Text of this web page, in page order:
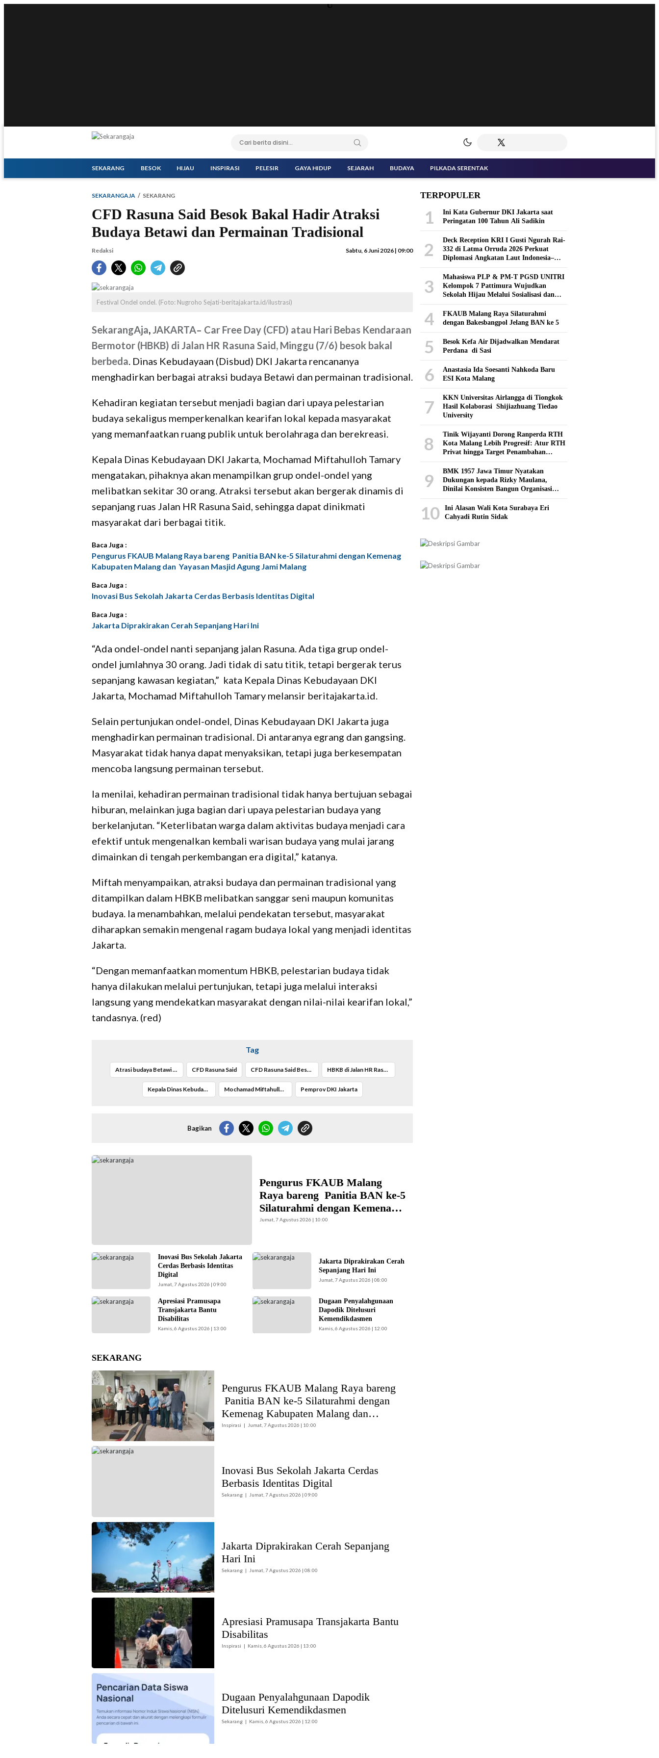
U
SEKARANG BESOK HIJAU INSPIRASI PELESIR GAYA HIDUP SEJARAH BUDAYA PILKADA SERENTAK
SEKARANGAJA SEKARANG
CFD Rasuna Said Besok Bakal Hadir Atraksi
Budaya Betawi dan Permainan Tradisional
Redaksi Sabtu, 6 Juni 2026 | 09:00
Festival Ondel ondel. (Foto: Nugroho Sejati-beritajakarta.id/ilustrasi)
SekarangAja, JAKARTA– Car Free Day (CFD) atau Hari Bebas Kendaraan
Bermotor (HBKB) di Jalan HR Rasuna Said, Minggu (7/6) besok bakal
berbeda. Dinas Kebudayaan (Disbud) DKI Jakarta rencananya
menghadirkan berbagai atraksi budaya Betawi dan permainan tradisional.
Kehadiran kegiatan tersebut menjadi bagian dari upaya pelestarian
budaya sekaligus memperkenalkan kearifan lokal kepada masyarakat
yang memanfaatkan ruang publik untuk berolahraga dan berekreasi.
Kepala Dinas Kebudayaan DKI Jakarta, Mochamad Miftahulloh Tamary
mengatakan, pihaknya akan menampilkan grup ondel-ondel yang
melibatkan sekitar 30 orang. Atraksi tersebut akan bergerak dinamis di
sepanjang ruas Jalan HR Rasuna Said, sehingga dapat dinikmati
masyarakat dari berbagai titik.
Baca Juga :
Pengurus FKAUB Malang Raya bareng Panitia BAN ke-5 Silaturahmi dengan Kemenag
Kabupaten Malang dan Yayasan Masjid Agung Jami Malang
Baca Juga :
Inovasi Bus Sekolah Jakarta Cerdas Berbasis Identitas Digital
Baca Juga :
Jakarta Diprakirakan Cerah Sepanjang Hari Ini
“Ada ondel-ondel nanti sepanjang jalan Rasuna. Ada tiga grup ondel-
ondel jumlahnya 30 orang. Jadi tidak di satu titik, tetapi bergerak terus
sepanjang kawasan kegiatan,” kata Kepala Dinas Kebudayaan DKI
Jakarta, Mochamad Miftahulloh Tamary melansir beritajakarta.id.
Selain pertunjukan ondel-ondel, Dinas Kebudayaan DKI Jakarta juga
menghadirkan permainan tradisional. Di antaranya egrang dan gangsing.
Masyarakat tidak hanya dapat menyaksikan, tetapi juga berkesempatan
mencoba langsung permainan tersebut.
Ia menilai, kehadiran permainan tradisional tidak hanya bertujuan sebagai
hiburan, melainkan juga bagian dari upaya pelestarian budaya yang
berkelanjutan. “Keterlibatan warga dalam aktivitas budaya menjadi cara
efektif untuk mengenalkan kembali warisan budaya yang mulai jarang
dimainkan di tengah perkembangan era digital,” katanya.
Miftah menyampaikan, atraksi budaya dan permainan tradisional yang
ditampilkan dalam HBKB melibatkan sanggar seni maupun komunitas
budaya. Ia menambahkan, melalui pendekatan tersebut, masyarakat
diharapkan semakin mengenal ragam budaya lokal yang menjadi identitas
Jakarta.
“Dengan memanfaatkan momentum HBKB, pelestarian budaya tidak
hanya dilakukan melalui pertunjukan, tetapi juga melalui interaksi
langsung yang mendekatkan masyarakat dengan nilai-nilai kearifan lokal,”
tandasnya. (red)
Tag
Atrasi budaya Betawi di CFD Rasuna Said CFD Rasuna Said CFD Rasuna Said Besok Bakal Hadir Atraksi Budaya Betawi dan Permainan Tradisional HBKB di Jalan HR Rasuna Said
Kepala Dinas Kebudayaan DKI Jakarta Mochamad Miftahulloh Tamary Mochamad Miftahulloh Tamary Pemprov DKI Jakarta
Bagikan
Jajaran Pengurus FKAUB Malang beserta perwakilan
Pengurus FKAUB Malang
Raya bareng Panitia BAN ke-5
Silaturahmi dengan Kemenag
Kabupaten Malang dan
Jumat, 7 Agustus 2026 | 10:00
Kepala UPAS Dishub
Nugroho Sejati-
beritajakarta.id)
Inovasi Bus Sekolah Jakarta
Cerdas Berbasis Identitas
Digital
Jumat, 7 Agustus 2026 | 09:00
Ilustrasi langit cerah
beritajakarta.id)
Jakarta Diprakirakan Cerah
Sepanjang Hari Ini
Jumat, 7 Agustus 2026 | 08:00
Pramusapa
Istimewa-
Apresiasi Pramusapa
Transjakarta Bantu
Disabilitas
Kamis, 6 Agustus 2026 | 13:00
Kemendikdasmen
dan penelusuran
(Dapodik). (Foto:
ist)
Dugaan Penyalahgunaan
Dapodik Ditelusuri
Kemendikdasmen
Kamis, 6 Agustus 2026 | 12:00
SEKARANG
Jajaran Pengurus FKAUB Malang beserta
perwakilan panitia pelaksana Barikan Anak
Nusantara (BAN) Ke – 5 silaturahmi dengan
Yayasan Masjid Agung Jami Kota Malang.
Selain itu juga silaturahmi dengan jajaran
Kantor Kementerian Agama (Kemenag)
Kabupaten Malang. (Foto: ist)
Pengurus FKAUB Malang Raya bareng
Panitia BAN ke-5 Silaturahmi dengan
Kemenag Kabupaten Malang dan
Yayasan Masjid Agung Jami Malang
Inspirasi Jumat, 7 Agustus 2026 | 10:00
Kepala UPAS Dishub DKI Jakarta,
Inovasi Bus Sekolah Jakarta Cerdas
Berbasis Identitas Digital
Sekarang Jumat, 7 Agustus 2026 | 09:00
Ilustrasi langit cerah naungi Jakarta hari ini.
(Foto: Doc-beritajakarta.id)
Jakarta Diprakirakan Cerah Sepanjang
Hari Ini
Sekarang Jumat, 7 Agustus 2026 | 08:00
Pramusapa Transjakarta bantu disabilitas.
(Foto: Istimewa-beritajakarta.id)
Apresiasi Pramusapa Transjakarta Bantu
Disabilitas
Inspirasi Kamis, 6 Agustus 2026 | 13:00
Kemendikdasmen gerak cepat (gercep)
melakukan verifikasi dan penelusuran
terhadap informasi soal dugaan
penyalahgunaan Data Pokok Pendidikan
(Dapodik). (Foto: ist)
Dugaan Penyalahgunaan Dapodik
Ditelusuri Kemendikdasmen
Sekarang Kamis, 6 Agustus 2026 | 12:00
TERPOPULER
1
Ini Kata Gubernur DKI Jakarta saat
Peringatan 100 Tahun Ali Sadikin
2
Deck Reception KRI I Gusti Ngurah Rai-
332 di Latma Orruda 2026 Perkuat
Diplomasi Angkatan Laut Indonesia–
Rusia
3
Mahasiswa PLP & PM-T PGSD UNITRI
Kelompok 7 Pattimura Wujudkan
Sekolah Hijau Melalui Sosialisasi dan
Pembuatan Kebun Hidroponik
4
FKAUB Malang Raya Silaturahmi
dengan Bakesbangpol Jelang BAN ke 5
5
Besok Kefa Air Dijadwalkan Mendarat
Perdana di Sasi
6
Anastasia Ida Soesanti Nahkoda Baru
ESI Kota Malang
7
KKN Universitas Airlangga di Tiongkok
Hasil Kolaborasi ​ Shijiazhuang Tiedao
University
8
Tinik Wijayanti Dorong Ranperda RTH
Kota Malang Lebih Progresif: Atur RTH
Privat hingga Target Penambahan
Tahunan
9
BMK 1957 Jawa Timur Nyatakan
Dukungan kepada Rizky Maulana,
Dinilai Konsisten Bangun Organisasi
Kepemudaan
10
Ini Alasan Wali Kota Surabaya Eri
Cahyadi Rutin Sidak